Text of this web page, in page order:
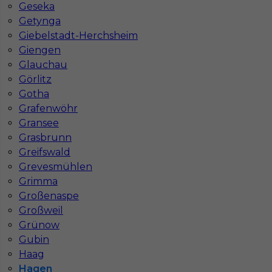
Geseka
Getynga
Giebelstadt-Herchsheim
Giengen
Glauchau
Görlitz
Gotha
Grafenwöhr
Gransee
Grasbrunn
Greifswald
Grevesmühlen
Grimma
Großenaspe
Großweil
Grünow
Gubin
Haag
Hagen
Praca Hamburg
Praca Berlin
Praca Hannover
Praca Dortmund
Praca Magdeburg